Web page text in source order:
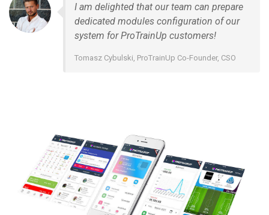
I am delighted that our team can prepare
dedicated modules configuration of our
system for ProTrainUp customers!
Tomasz Cybulski, ProTrainUp Co-Founder, CSO